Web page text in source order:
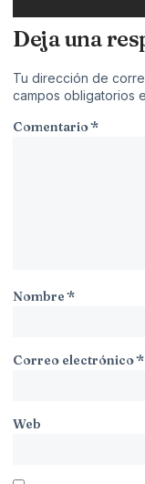
Deja una
Tu dirección de
campos obligatorios
Comentario*
Nombre*
Correo electrónico*
Web